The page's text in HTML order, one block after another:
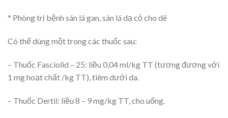
* Phòng trị bệnh sán lá gan, sán lá dạ cỏ cho dê
Có thể dùng một trong các thuốc sau:
– Thuốc Fasciolid – 25: liều 0,04 ml/kg TT (tương đương với
1 mg hoạt chất /kg TT), tiêm dưới da.
– Thuốc Dertil: liều 8 – 9 mg/kg TT, cho uống.